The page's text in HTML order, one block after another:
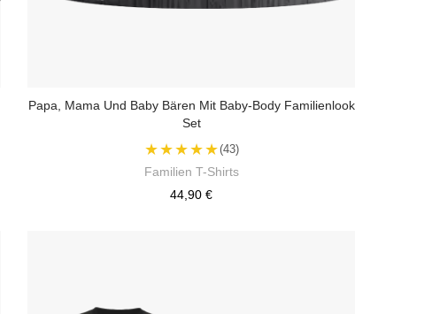
Papa, Mama Und Baby Bären Mit Baby-Body Familienlook
Set
★★★★★(43)
Familien T-Shirts
44,90 €